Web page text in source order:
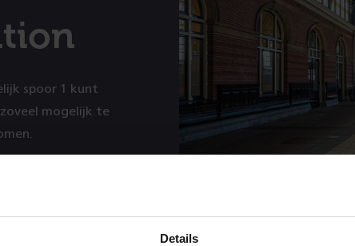
Details
spoor 1 kunt
mogelijk te